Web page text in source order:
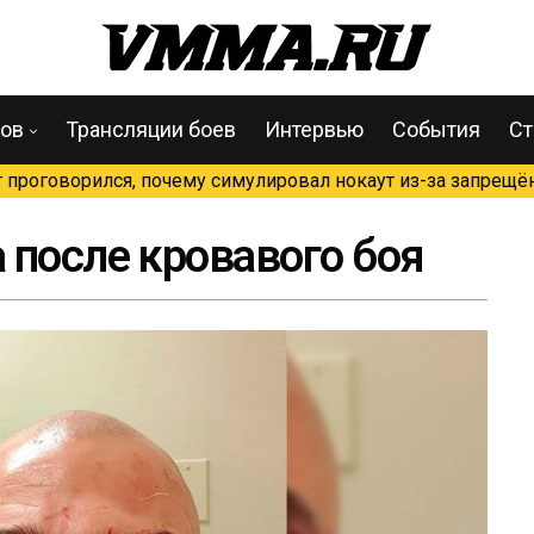
Трансляции боев Интервью События
почему симулировал нокаут из-за
кровавого боя